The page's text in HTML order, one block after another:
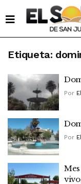
Etiqueta:
Por
Por